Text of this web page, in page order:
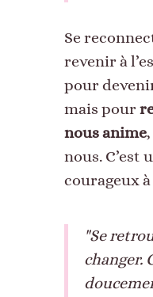
Se
revenir à
pour
mais pour
nous anime
nous. C’est
courageux
"Se
changer.